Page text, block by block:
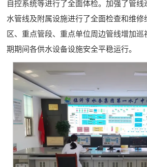
自控系统等进行了全面体检。加强了管
水管线及附属设施进行了全面检查和维
区、重点管段、重点单位周边管线增加
期期间各供水设备设施安全平稳运行。